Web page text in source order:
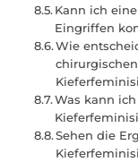
Kann ich
Eingriffen
Wie
Was kann
Sehen die